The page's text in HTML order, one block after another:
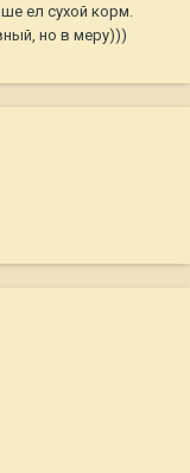
ел сухой корм.
но в меру)))